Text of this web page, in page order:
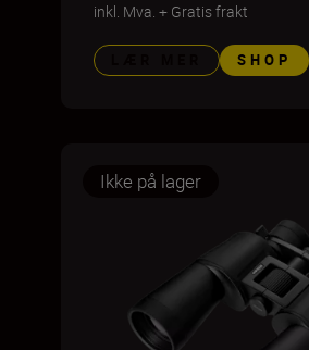
inkl. Mva. + Gratis frakt
SHOP
Ikke på lager